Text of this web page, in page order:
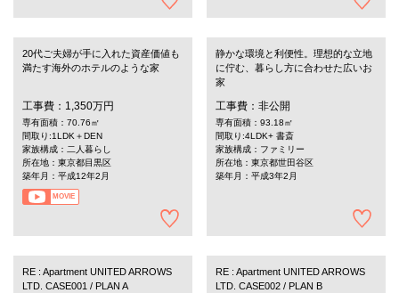
20代ご夫婦が手に入れた資産価値も
満たす海外のホテルのような家
工事費：1,350万円
専有面積：70.76㎡
間取り:1LDK＋DEN
家族構成：二人暮らし
所在地：東京都目黒区
築年月：平成12年2月
MOVIE
静かな環境と利便性。理想的な立地
に佇む、暮らし方に合わせた広いお
家
工事費：非公開
専有面積：93.18㎡
間取り:4LDK+ 書斎
家族構成：ファミリー
所在地：東京都世田谷区
築年月：平成3年2月
RE : Apartment UNITED ARROWS
LTD. CASE001 / PLAN A
RE : Apartment UNITED ARROWS
LTD. CASE002 / PLAN B